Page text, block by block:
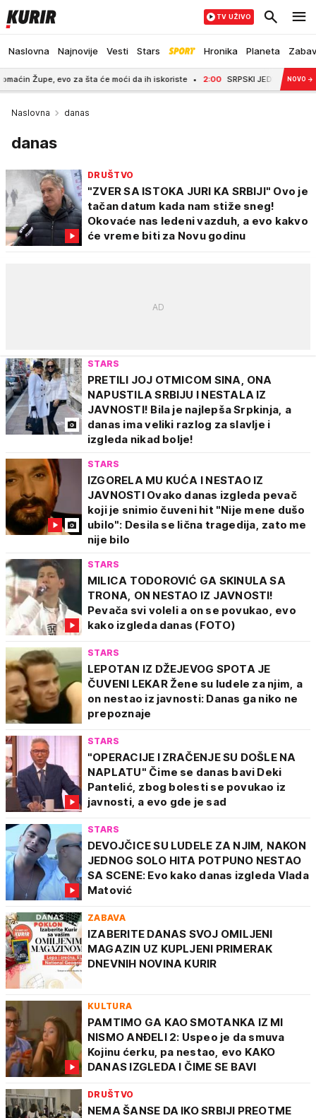
Naslovna Najnovije Vesti Stars Hronika Planeta
TV UŽIVO
Župe, evo za šta će moći da ih iskoriste 2:00 SRPSKI JEDRILIČARI NOVO →
Naslovna danas
danas
DRUŠTVO
"ZVER SA ISTOKA JURI KA SRBIJI" Ovo je
tačan datum kada nam stiže sneg!
Okovaće nas ledeni vazduh, a evo kakvo
će vreme biti za Novu godinu
STARS
PRETILI JOJ OTMICOM SINA, ONA
NAPUSTILA SRBIJU I NESTALA IZ
JAVNOSTI! Bila je najlepša Srpkinja, a
danas ima veliki razlog za slavlje i
izgleda nikad bolje!
STARS
IZGORELA MU KUĆA I NESTAO IZ
JAVNOSTI Ovako danas izgleda pevač
koji je snimio čuveni hit "Nije mene dušo
ubilo": Desila se lična tragedija, zato me
nije bilo
STARS
MILICA TODOROVIĆ GA SKINULA SA
TRONA, ON NESTAO IZ JAVNOSTI!
Pevača svi voleli a on se povukao, evo
kako izgleda danas (FOTO)
STARS
LEPOTAN IZ DŽEJEVOG SPOTA JE
ČUVENI LEKAR Žene su ludele za njim, a
on nestao iz javnosti: Danas ga niko ne
prepoznaje
STARS
"OPERACIJE I ZRAČENJE SU DOŠLE NA
NAPLATU" Čime se danas bavi Deki
Pantelić, zbog bolesti se povukao iz
javnosti, a evo gde je sad
STARS
DEVOJČICE SU LUDELE ZA NJIM, NAKON
JEDNOG SOLO HITA POTPUNO NESTAO
SA SCENE: Evo kako danas izgleda Vlada
Matović
ZABAVA
IZABERITE DANAS SVOJ OMILJENI
MAGAZIN UZ KUPLJENI PRIMERAK
DNEVNIH NOVINA KURIR
KULTURA
PAMTIMO GA KAO SMOTANKA IZ MI
NISMO ANĐELI 2: Uspeo je da smuva
Kojinu ćerku, pa nestao, evo KAKO
DANAS IZGLEDA I ČIME SE BAVI
DRUŠTVO
NEMA ŠANSE DA IKO SRBIJI PREOTME